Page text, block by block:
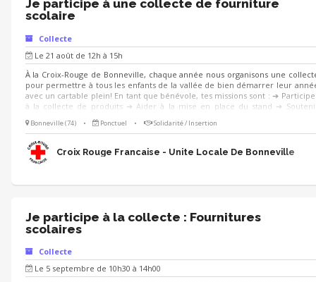
Je participe à une collecte de fourniture
scolaire
Collecte
Le 21 août de 12h à 15h
À la Croix-Rouge de Bonneville, chaque année nous organisons une
pour permettre à tous les enfants de la vallée de bien démarrer leur
avec un cartable plein! En tant que bénévole, tes missions sont : ➔
à la collecte de produits ➔ Aider à la mise en place du stand ➔
l’organisation de l’évènement ➔ Aider au déchargement des
collectés Tu aimes le contact et aimes travailler en équipe ? Rejoins-nous ! 😀
Bonneville (74) • Ponctuel • Solidarité / Insertion
Croix Rouge Francaise - Unite Locale De Bonneville
Je participe à la collecte : Fournitures
scolaires
Collecte
Le 5 septembre de 10h30 à 14h00